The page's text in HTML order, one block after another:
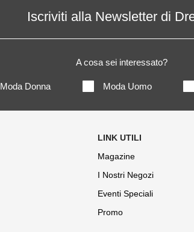
Iscriviti alla Newsletter di
A cosa sei interessato?
Moda Donna Moda Uomo
Magazine
I Nostri Negozi
Eventi Speciali
Promo